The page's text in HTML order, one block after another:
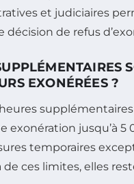
et judiciaires
de refus
EXONÉRÉES ?
supplémentaires
exonération jusqu’à 5
temporaires
de ces limites, elles